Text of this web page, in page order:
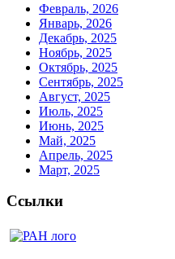
Февраль, 2026
Январь, 2026
Декабрь, 2025
Ноябрь, 2025
Октябрь, 2025
Сентябрь, 2025
Август, 2025
Июль, 2025
Июнь, 2025
Май, 2025
Апрель, 2025
Март, 2025
Ссылки